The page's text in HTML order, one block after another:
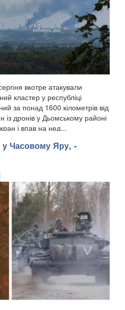
вкотре атакували
кластер у республіці
за понад 1600 кілометрів від
із дронів у Дьомському районі
і впав на нед...
у Часовому Яру, -